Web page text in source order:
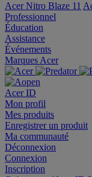
Acer Nitro Blaze 11
Professionnel
Éducation
Assistance
Événements
Marques Acer
Acer ID
Mon profil
Mes produits
Enregistrer un produit
Ma communauté
Déconnexion
Connexion
Inscription